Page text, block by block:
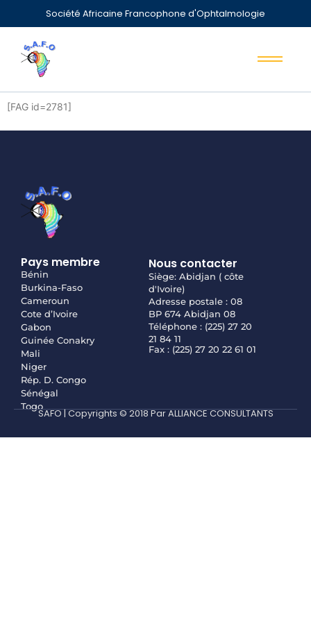
Société Africaine Francophone d'Ophtalmologie
[FAG id=2781]
Pays membre
Bénin
Burkina-Faso
Cameroun
Cote d’Ivoire
Gabon
Guinée Conakry
Mali
Niger
Rép. D. Congo
Sénégal
Togo
Nous contacter
Siège: Abidjan ( côte
d'Ivoire)
Adresse postale : 08
BP 674 Abidjan 08
Téléphone : (225) 27 20
21 84 11
Fax : (225) 27 20 22 61 01
SAFO | Copyrights © 2018 Par ALLIANCE CONSULTANTS